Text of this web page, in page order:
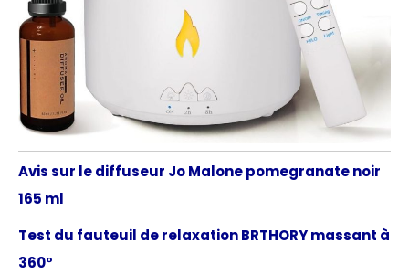
Avis sur le diffuseur Jo Malone pomegranate noir
165 ml
Test du fauteuil de relaxation BRTHORY massant à
360°